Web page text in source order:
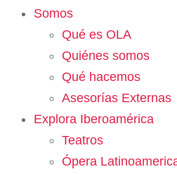
Somos
Qué es OLA
Quiénes somos
Qué hacemos
Asesorías Externas
Explora Iberoamérica
Teatros
Ópera